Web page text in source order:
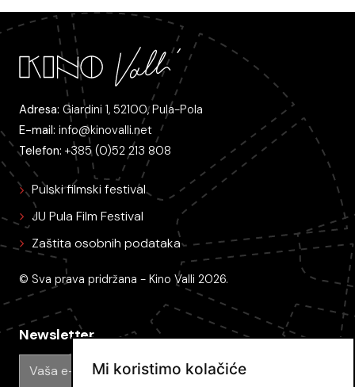
Mi koristimo kolačiće
Adresa: Giardini 1, 52100, Pula-Pola
E-mail: info@kinovalli.net
Telefon: +385 (0)52 213 808
Pulski filmski festival
JU Pula Film Festival
Zaštita osobnih podataka
© Sva prava pridržana - Kino Valli 2026.
Newsletter